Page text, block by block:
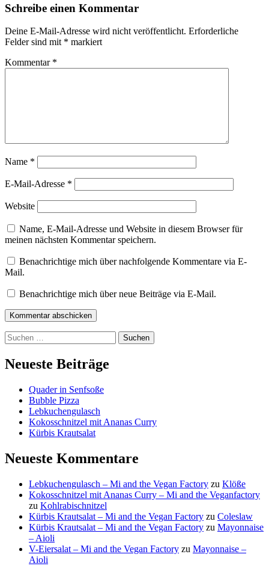
Schreibe einen Kommentar
Deine E-Mail-Adresse wird nicht veröffentlicht. Erforderliche
Felder sind mit * markiert
Kommentar *
Name *
E-Mail-Adresse *
Website
Name, E-Mail-Adresse und Website in diesem Browser für
meinen nächsten Kommentar speichern.
Benachrichtige mich über nachfolgende Kommentare via E-
Mail.
Benachrichtige mich über neue Beiträge via E-Mail.
Kommentar abschicken
Suchen
nach:
Neueste Beiträge
Quader in Senfsoße
Bubble Pizza
Lebkuchengulasch
Kokosschnitzel mit Ananas Curry
Kürbis Krautsalat
Neueste Kommentare
Lebkuchengulasch – Mi and the Vegan Factory zu Klöße
Kokosschnitzel mit Ananas Curry – Mi and the Veganfactory
zu Kohlrabischnitzel
Kürbis Krautsalat – Mi and the Vegan Factory zu Coleslaw
Kürbis Krautsalat – Mi and the Vegan Factory zu Mayonnaise
– Aioli
V-Eiersalat – Mi and the Vegan Factory zu Mayonnaise –
Aioli